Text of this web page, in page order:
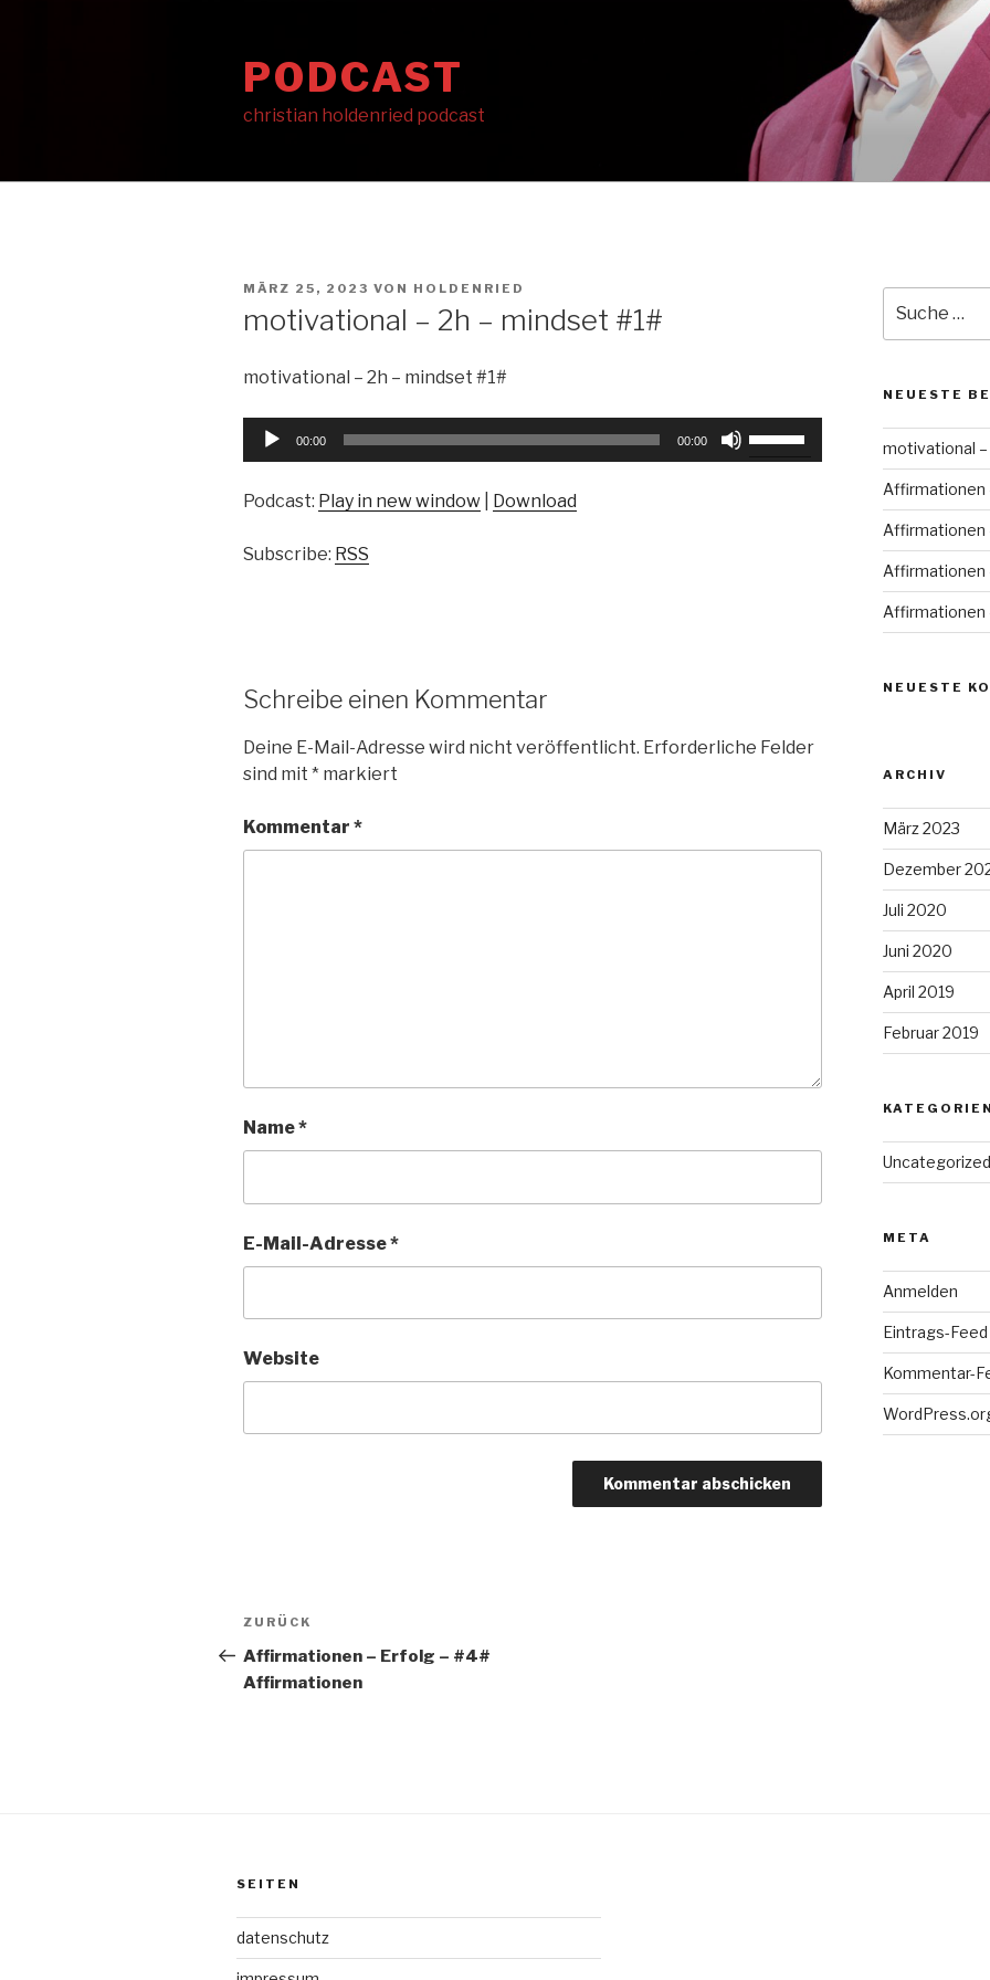
PODCAST
christian holdenried podcast
VERÖFFENTLICHT
MÄRZ 25, 2023 VON HOLDENRIED
motivational – 2h – mindset #1#
motivational – 2h – mindset #1#
Audio-
00:00 00:00
Podcast: Play in new window Download
Subscribe: RSS
Schreibe einen Kommentar
Deine E-Mail-Adresse wird nicht veröffentlicht. Erforderliche Felder
sind mit * markiert
Kommentar *
Name*
E-Mail-Adresse*
Website
Beitragsnavigation
Vorheriger
Beitrag
ZURÜCK
Affirmationen – Erfolg – #4#
Affirmationen
nach:
NEUESTE
motivational –
Affirmationen
Affirmationen
Affirmationen
Affirmationen
NEUESTE
ARCHIV
März 2023
Dezember
Juli 2020
Juni 2020
April 2019
Februar 2019
KATEGORIEN
Uncategorized
META
Anmelden
Eintrags-Feed
Kommentar-
SEITEN
datenschutz